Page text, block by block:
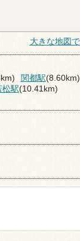
大きな地図
関都駅(8.60km)
松駅(10.41km)